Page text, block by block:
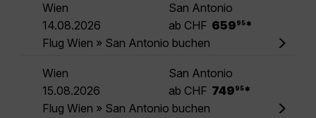
Wien
San Antonio
14.08.2026
ab CHF 659 95 *
Flug Wien » San Antonio buchen
Wien
San Antonio
15.08.2026
ab CHF 749 95 *
Flug Wien » San Antonio buchen